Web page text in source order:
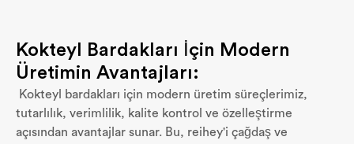
Kokteyl Bardakları İçin Modern
Üretimin Avantajları:
Kokteyl bardakları için modern üretim süreçlerimiz,
tutarlılık, verimlilik, kalite kontrol ve özelleştirme
açısından avantajlar sunar. Bu, reihey'i çağdaş ve